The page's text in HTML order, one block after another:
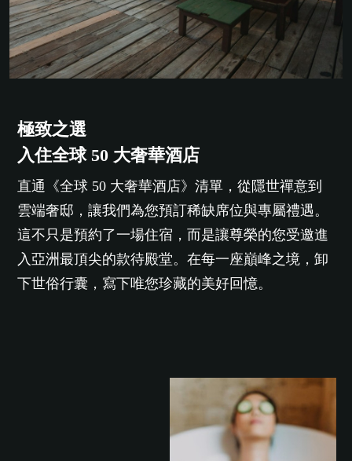
極致之選
入住全球 50 大奢華酒店
直通《全球 50 大奢華酒店》清單，從隱世禪意到
雲端奢邸，讓我們為您預訂稀缺席位與專屬禮遇。
這不只是預約了一場住宿，而是讓尊榮的您受邀進
入亞洲最頂尖的款待殿堂。在每一座巔峰之境，卸
下世俗行囊，寫下唯您珍藏的美好回憶。